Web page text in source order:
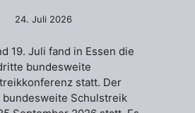
24. Juli 2026
19. Juli fand in Essen die
bundesweite
statt. Der
bundesweite Schulstreik